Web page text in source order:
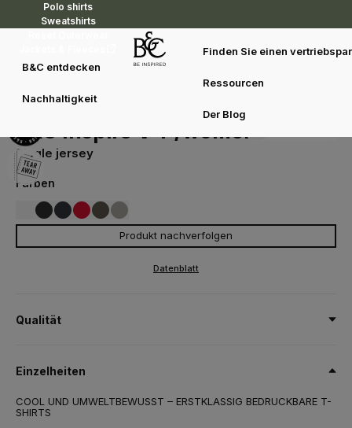
Polo shirts
Sweatshirts
B&C entdecken
Nachhaltigkeit
Finden Sie einen
Ressourcen
Der Blog
B&C Inspire V T /women
B&C Inspire V T /women
Single jersey
Farben
671
Produkt nachverfolgen
Datenblatt
Qualität
XS,S,M, L,XL,2XL
Einzelheiten
COOL UND UMWELTBEWUSST – ERSTKLASSIG BEDRUCKBARE T-
SHIRTS